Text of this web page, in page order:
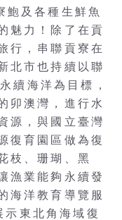
鮑及各種生鮮魚
魅力！除了在貢
行，串聯貢寮在
北市也持續以聯
續海洋為目標，
卯澳灣，進行水
源，與國立臺灣
復育園區做為復
枝、珊瑚、黑
漁業能夠永續發
海洋教育導覽服
東北角海域復